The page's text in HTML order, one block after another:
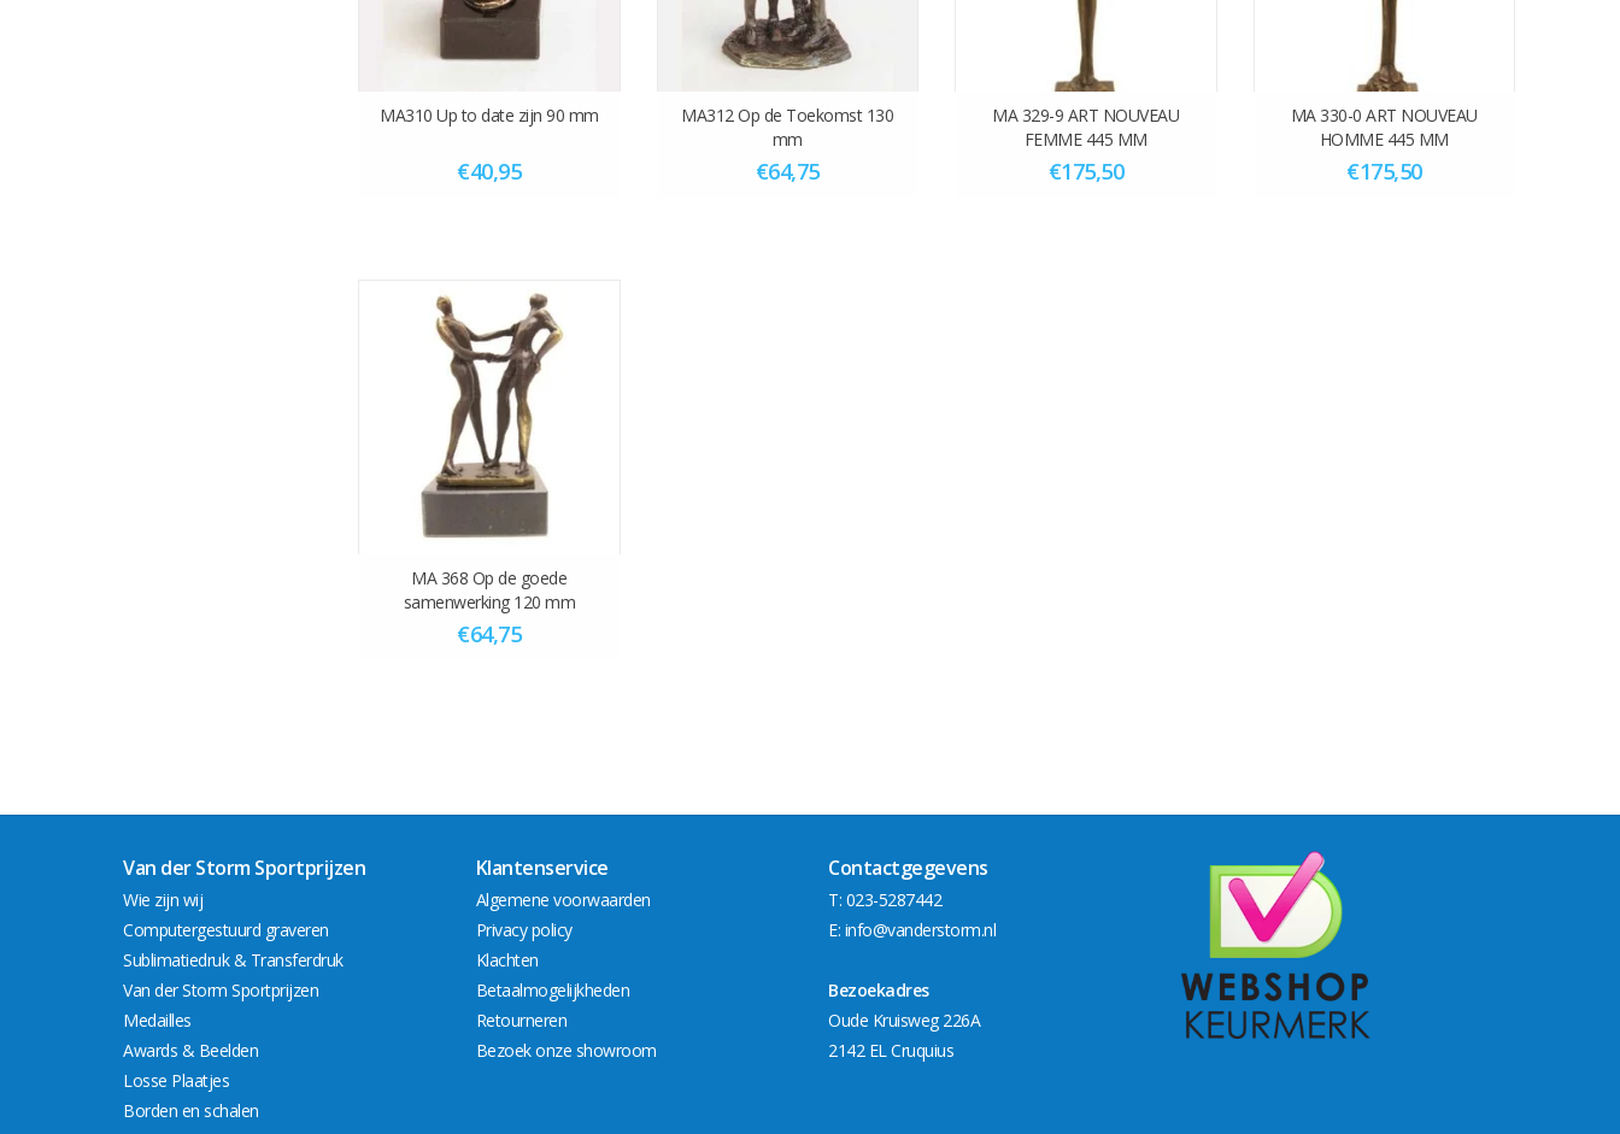
MA310 Up to date zijn 90 mm
€40,95
MA312 Op de Toekomst 130
mm
€64,75
MA 329-9 ART NOUVEAU
FEMME 445 MM
€175,50
MA 330-0 ART NOUVEAU
HOMME 445 MM
€175,50
MA 368 Op de goede
samenwerking 120 mm
€64,75
Van der Storm Sportprijzen
Wie zijn wij
Computergestuurd graveren
Sublimatiedruk & Transferdruk
Van der Storm Sportprijzen
Medailles
Awards & Beelden
Losse Plaatjes
Borden en schalen
Klantenservice
Algemene voorwaarden
Privacy policy
Klachten
Betaalmogelijkheden
Retourneren
Bezoek onze showroom
Contactgegevens
T: 023-5287442
E: info@vanderstorm.nl
Bezoekadres
Oude Kruisweg 226A
2142 EL Cruquius